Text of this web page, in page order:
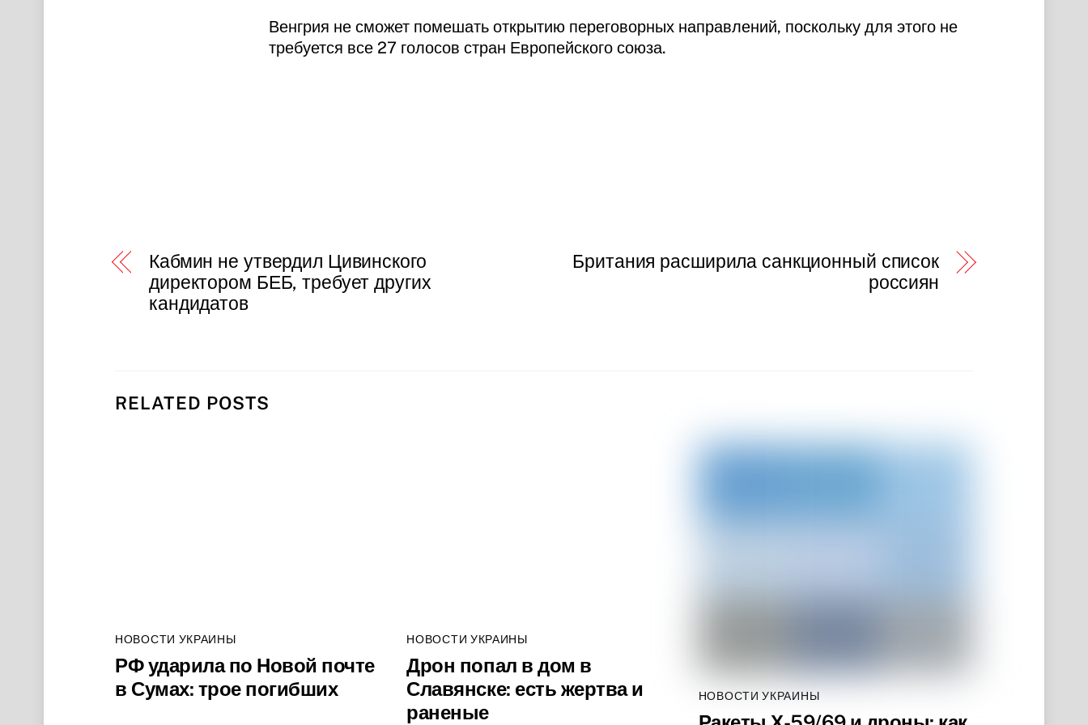
Венгрия не сможет помешать открытию переговорных направлений, поскольку для этого не
требуется все 27 голосов стран Европейского союза.
Кабмин не утвердил Цивинского
директором БЕБ, требует других
кандидатов
Британия расширила санкционный список
россиян
RELATED POSTS
НОВОСТИ УКРАИНЫ
РФ ударила по Новой почте
в Сумах: трое погибших
НОВОСТИ УКРАИНЫ
Дрон попал в дом в
Славянске: есть жертва и
раненые
НОВОСТИ УКРАИНЫ